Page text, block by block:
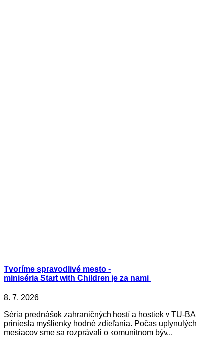
Tvoríme spravodlivé mesto -
miniséria Start with Children je za nami
8. 7. 2026
Séria prednášok zahraničných hostí a hostiek v TU-BA
priniesla myšlienky hodné zdieľania. Počas uplynulých
mesiacov sme sa rozprávali o komunitnom býv...